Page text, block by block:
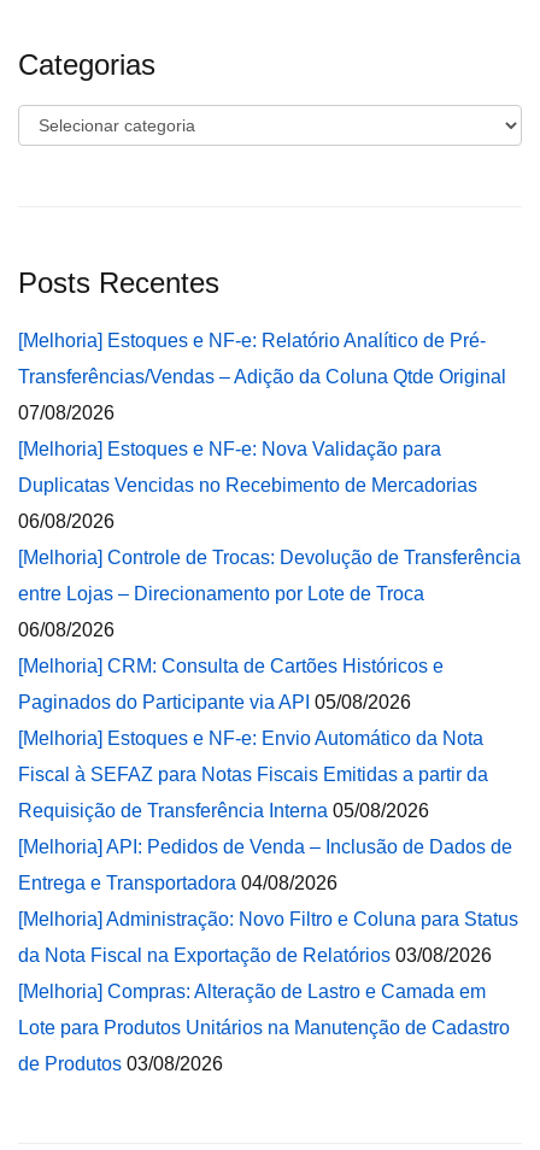
Categorias
Categorias
Posts Recentes
[Melhoria] Estoques e NF-e: Relatório Analítico de Pré-
Transferências/Vendas – Adição da Coluna Qtde Original
07/08/2026
[Melhoria] Estoques e NF-e: Nova Validação para
Duplicatas Vencidas no Recebimento de Mercadorias
06/08/2026
[Melhoria] Controle de Trocas: Devolução de Transferência
entre Lojas – Direcionamento por Lote de Troca
06/08/2026
[Melhoria] CRM: Consulta de Cartões Históricos e
Paginados do Participante via API 05/08/2026
[Melhoria] Estoques e NF-e: Envio Automático da Nota
Fiscal à SEFAZ para Notas Fiscais Emitidas a partir da
Requisição de Transferência Interna 05/08/2026
[Melhoria] API: Pedidos de Venda – Inclusão de Dados de
Entrega e Transportadora 04/08/2026
[Melhoria] Administração: Novo Filtro e Coluna para Status
da Nota Fiscal na Exportação de Relatórios 03/08/2026
[Melhoria] Compras: Alteração de Lastro e Camada em
Lote para Produtos Unitários na Manutenção de Cadastro
de Produtos 03/08/2026